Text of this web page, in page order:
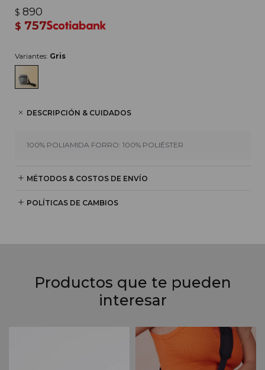
$ 890
$ 757
Variantes: Gris
DESCRIPCIÓN & CUIDADOS
100% POLIAMIDA FORRO: 100% POLIÉSTER
MÉTODOS & COSTOS DE ENVÍO
POLÍTICAS DE CAMBIOS
Productos que te pueden
interesar